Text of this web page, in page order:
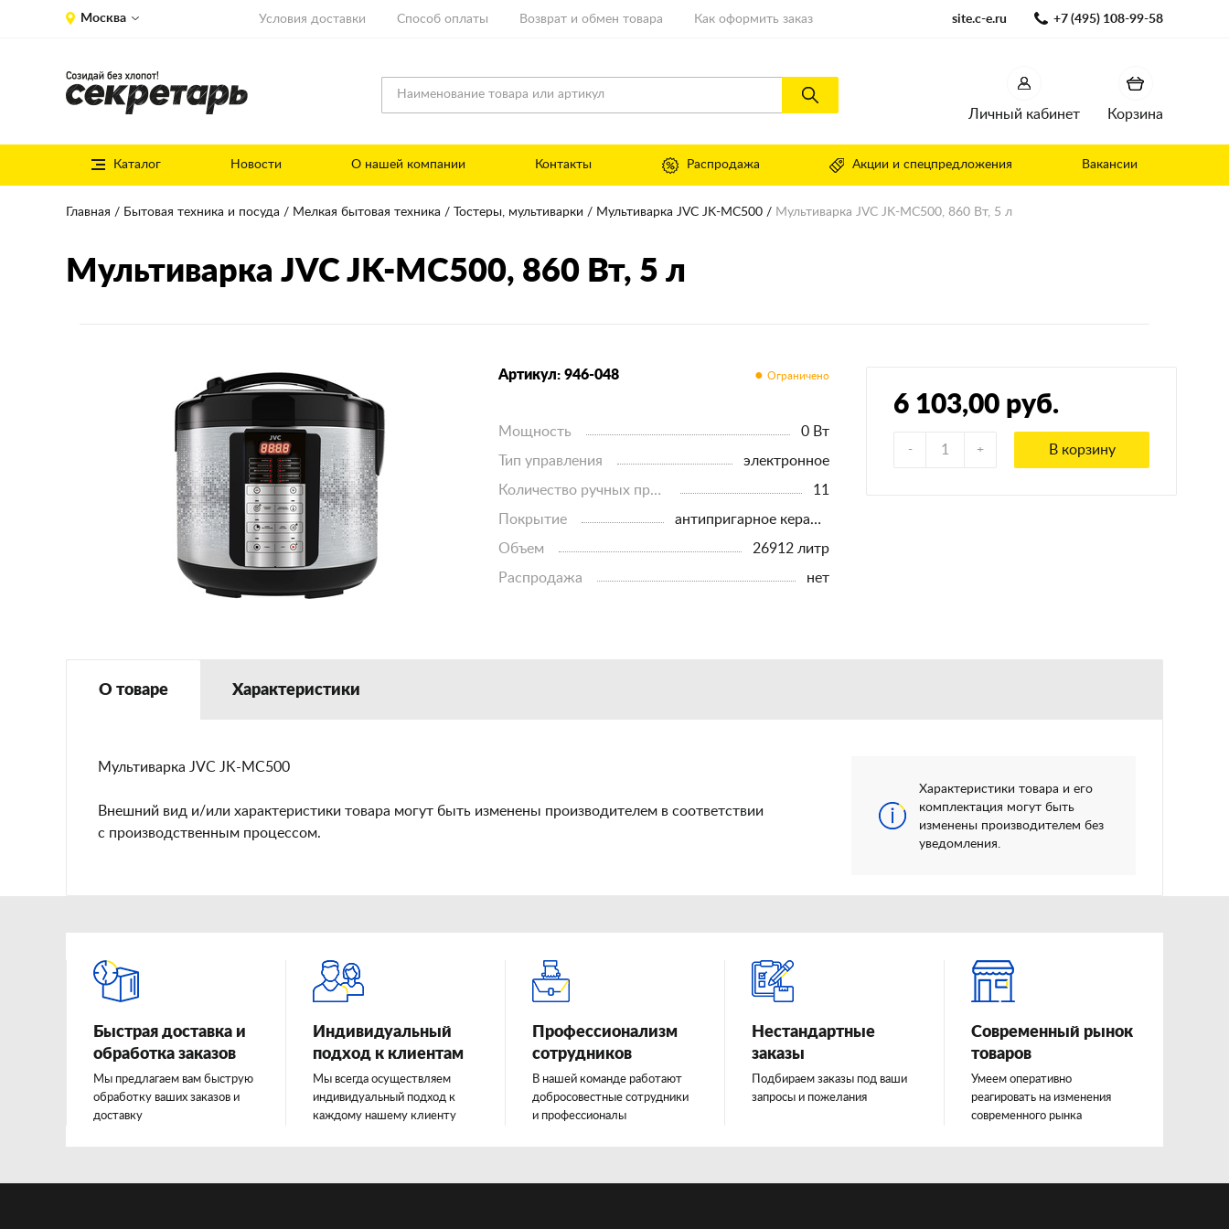
Москва Условия доставки Способ оплаты Возврат и обмен товара Как оформить заказ site.c-e.ru +7 (495) 108-99-58
Личный кабинет Корзина
Каталог Новости О нашей компании Контакты Распродажа Акции и спецпредложения Вакансии
Главная Бытовая техника и посуда Мелкая бытовая техника Тостеры, мультиварки Мультиварка JVC JK-MC500 Мультиварка JVC JK-MC500, 860 Вт, 5 л
Мультиварка JVC JK-MC500, 860 Вт, 5 л
Артикул: 946-048
Мощность
0 Вт
Тип управления
электронное
Количество ручных программ
11
Покрытие
антипригарное керамическое
Объем
26912 литр
Распродажа
нет
6 103,00 руб.
В корзину
О товаре Характеристики
Мультиварка JVC JK-MC500
Внешний вид и/или характеристики товара могут быть изменены производителем в соответствии
с производственным процессом.
Характеристики товара и его
комплектация могут быть
изменены производителем без
уведомления.
Быстрая доставка и
обработка заказов
Мы предлагаем вам быструю
обработку ваших заказов и
доставку
Индивидуальный
подход к клиентам
Мы всегда осуществляем
индивидуальный подход к
каждому нашему клиенту
Профессионализм
сотрудников
В нашей команде работают
добросовестные сотрудники
и профессионалы
Нестандартные
заказы
Подбираем заказы под ваши
запросы и пожелания
Современный рынок
товаров
Умеем оперативно
реагировать на изменения
современного рынка